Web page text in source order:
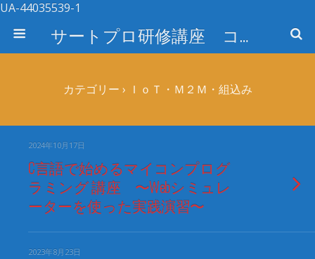
UA-44035539-1
サートプロ研修講座 コース検索
カテゴリー › ＩｏＴ・Ｍ２Ｍ・組込み
2024年10月17日
C言語で始めるマイコンプログ
ラミング 講座 〜Webシミュレ
ーターを使った実践演習〜
2023年8月23日